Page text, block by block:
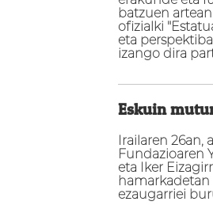
batzuen
ofizialki
eta
izango dira
Eskuin
Irailaren 26an,
Fundazioaren
eta Iker
hamarkadetan
ezaugarriei